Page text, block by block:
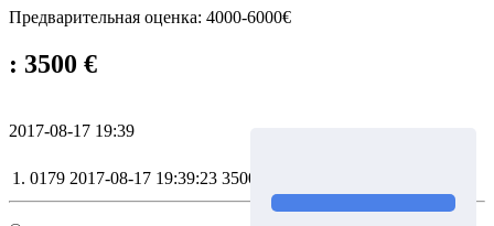
Предварительная оценка: 4000-6000€
: 3500 €
2017-08-17 19:39
1. 0179 2017-08-17 19:39:23 3500 €